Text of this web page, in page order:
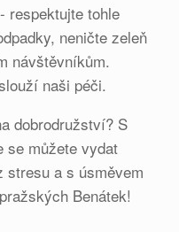
respektujte tohle
neničte zeleň
návštěvníkům.
naši péči.
dobrodružství? S
se můžete vydat
stresu a s úsměvem
Benátek!